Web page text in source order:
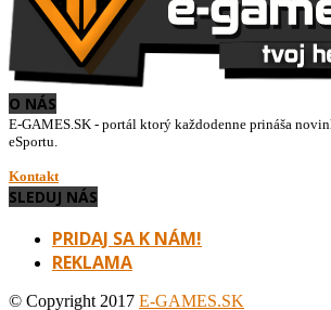
O NÁS
E-GAMES.SK - portál ktorý každodenne prináša
eSportu.
Kontakt
SLEDUJ NÁS
PRIDAJ SA K NÁM!
REKLAMA
© Copyright 2017 E-GAMES.SK